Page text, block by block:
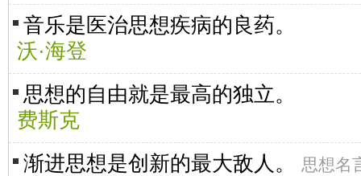
音乐是医治思想疾病的良药。
沃·海登
思想的自由就是最高的独立。
费斯克
渐进思想是创新的最大敌人。
思想名